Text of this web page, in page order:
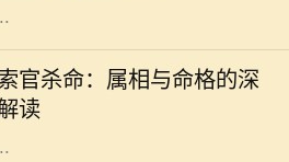
官杀命：属相与命格的深
读
国传统文化中，命理学是一门博
深的学问，其中属相与命格的关
为引人注目。官杀命，作为一种
的命格，常常和成功、权威、财